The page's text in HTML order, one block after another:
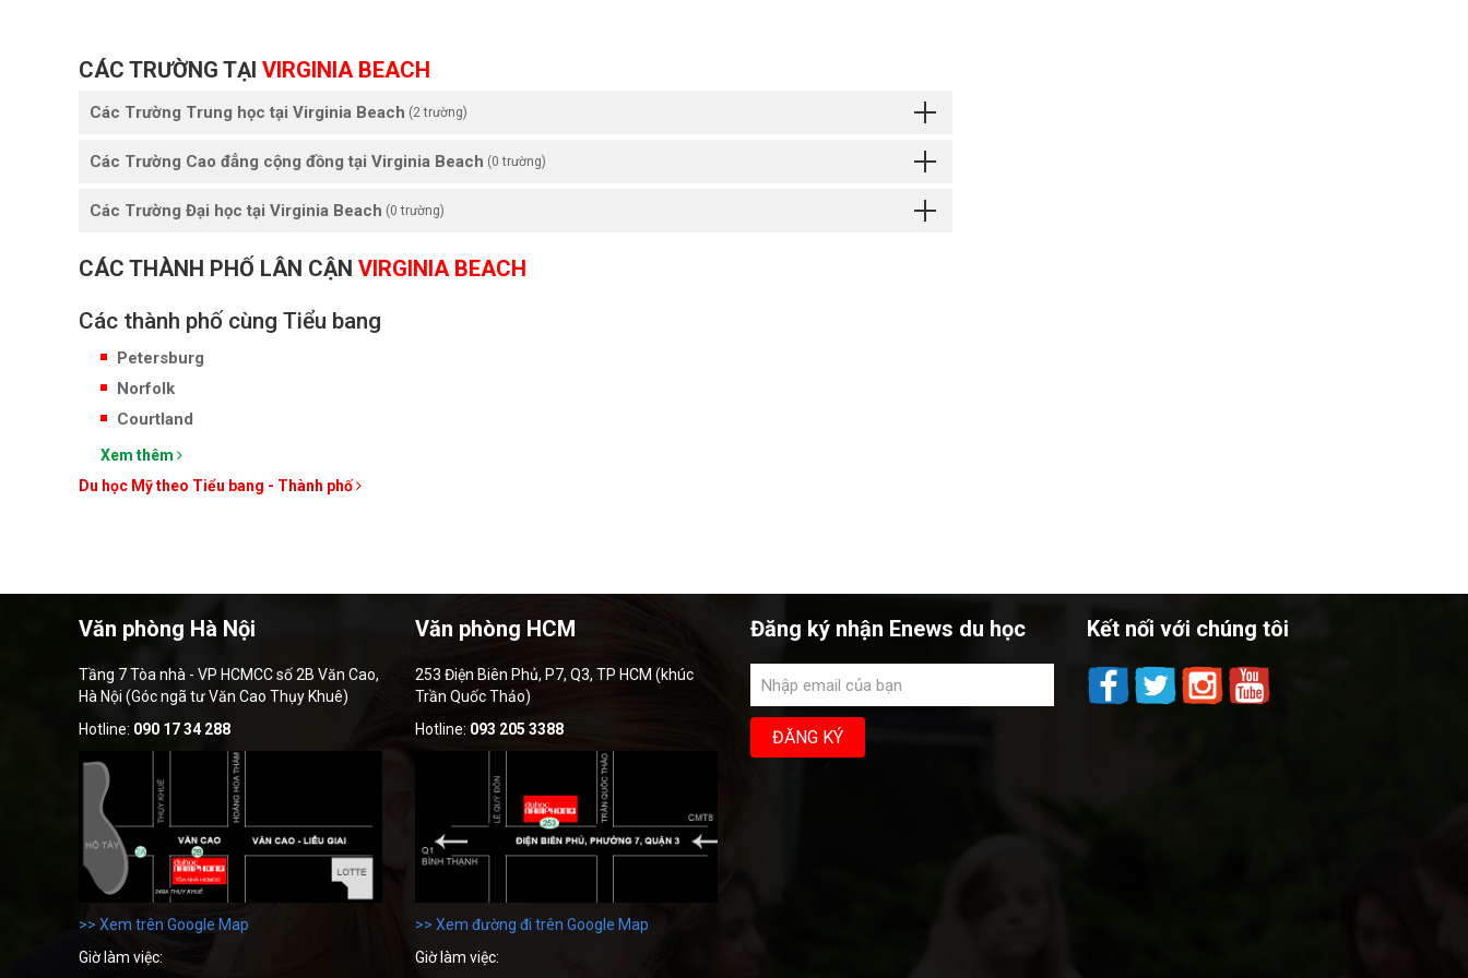
CÁC TRƯỜNG TẠI VIRGINIA BEACH
Các Trường Trung học tại Virginia Beach (2 trường)
Các Trường Cao đẳng cộng đồng tại Virginia Beach (0 trường)
Các Trường Đại học tại Virginia Beach (0 trường)
CÁC THÀNH PHỐ LÂN CẬN VIRGINIA BEACH
Các thành phố cùng Tiểu bang
Petersburg
Norfolk
Courtland
Xem thêm
Du học Mỹ theo Tiểu bang - Thành phố
Văn phòng Hà Nội
Tầng 7 Tòa nhà - VP HCMCC số 2B Văn Cao,
Hà Nội (Góc ngã tư Văn Cao Thụy Khuê)
Hotline: 090 17 34 288
>> Xem trên Google Map
Giờ làm việc:
Văn phòng HCM
253 Điện Biên Phủ, P7, Q3, TP HCM (khúc
Trần Quốc Thảo)
Hotline: 093 205 3388
>> Xem đường đi trên Google Map
Giờ làm việc:
Đăng ký nhận Enews du học Kết nối với chúng tôi